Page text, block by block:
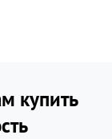
купить